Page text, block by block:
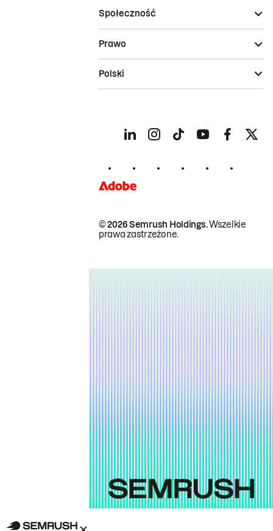
Społeczność
© 2026 Semrush Holdings.Wszelkie
prawa zastrzeżone.
Prawo
Polski